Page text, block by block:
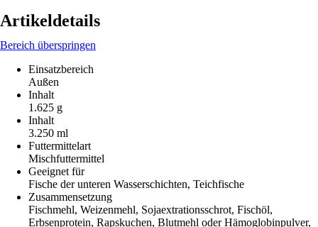
Artikeldetails
Bereich überspringen
Einsatzbereich
Außen
Inhalt
1.625 g
Inhalt
3.250 ml
Futtermittelart
Mischfuttermittel
Geeignet für
Fische der unteren Wasserschichten, Teichfische
Zusammensetzung
Fischmehl, Weizenmehl, Sojaextrationsschrot, Fischöl,
Erbsenprotein, Rapskuchen, Blutmehl oder Hämoglobinpulver,